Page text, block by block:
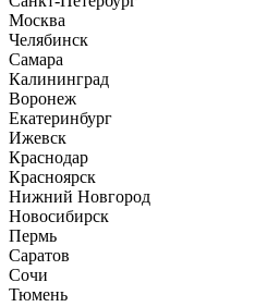
Москва
Челябинск
Самара
Калининград
Воронеж
Екатеринбург
Ижевск
Краснодар
Красноярск
Нижний Новгород
Новосибирск
Пермь
Саратов
Сочи
Тюмень